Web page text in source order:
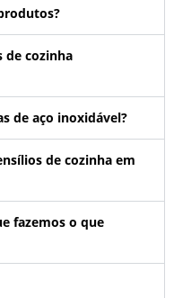
de cozinha
de aço inoxidável?
de cozinha em
fazemos o que